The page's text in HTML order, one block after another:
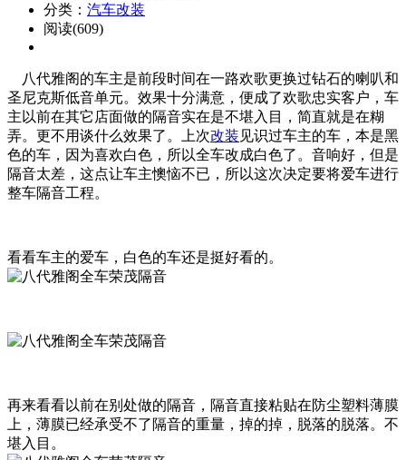
分类： 汽车改装
阅读(609)
八代雅阁的车主是前段时间在一路欢歌更换过钻石的喇叭和
圣尼克斯低音单元。效果十分满意，便成了欢歌忠实客户，车
主以前在其它店面做的隔音实在是不堪入目，简直就是在糊
弄。更不用谈什么效果了。上次改装 见识过车主的车，本是黑
色的车，因为喜欢白色，所以全车改成白色了。音响好，但是
隔音太差，这点让车主懊恼不已，所以这次决定要将爱车进行
整车隔音工程。
看看车主的爱车，白色的车还是挺好看的。
再来看看以前在别处做的隔音，隔音直接粘贴在防尘塑料薄膜
上，薄膜已经承受不了隔音的重量，掉的掉，脱落的脱落。不
堪入目。